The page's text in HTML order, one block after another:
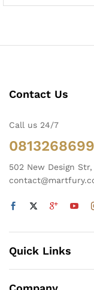
Contact Us
Call us 24/7
502 New Design
Quick Links